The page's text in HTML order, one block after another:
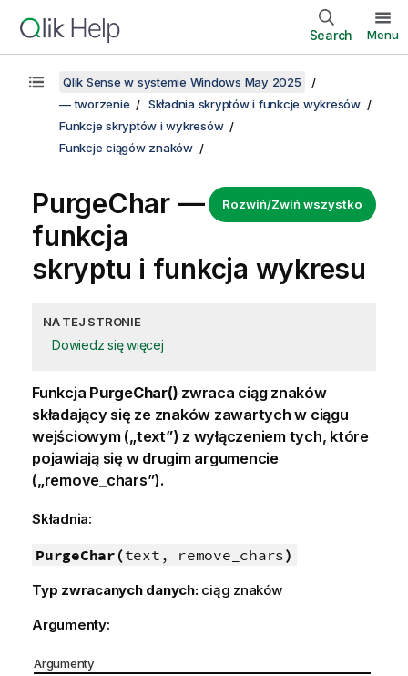
Search Menu
Qlik Sense w systemie Windows May 2025
— tworzenie
Składnia skryptów i funkcje wykresów
Funkcje skryptów i wykresów
Funkcje ciągów znaków
Rozwiń/Zwiń wszystko
PurgeChar —
funkcja
skryptu i funkcja wykresu
NA TEJ STRONIE
Dowiedz się więcej
Funkcja PurgeChar() zwraca ciąg znaków
składający się ze znaków zawartych w ciągu
wejściowym („text”) z wyłączeniem tych, które
pojawiają się w drugim argumencie
(„remove_chars”).
Składnia:
PurgeChar(text, remove_chars)
Typ zwracanych danych: ciąg znaków
Argumenty:
Argumenty